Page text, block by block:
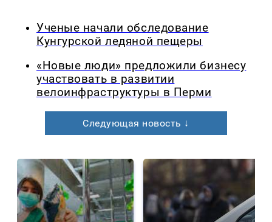
Ученые начали обследование
Кунгурской ледяной пещеры
«Новые люди» предложили бизнесу
участвовать в развитии
велоинфраструктуры в Перми
Следующая новость ↓